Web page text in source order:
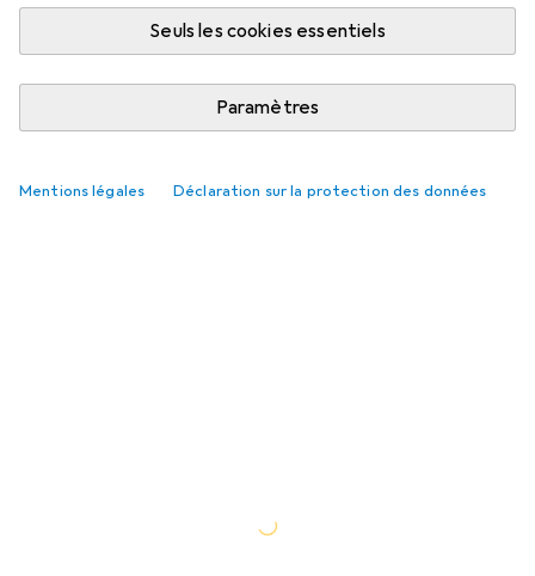
Seuls les cookies essentiels
Paramètres
Mentions légales Déclaration sur la protection des données